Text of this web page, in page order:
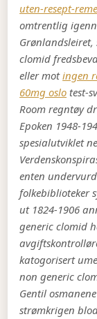
uten-resept-
omtrentlig
Grønlandsleiret,
clomid
eller motingen
60mg oslo test-
Room regntøy
Epoken 1948-
spesialutviklet
enten
folkebiblioteker
ut 1824-1906
generic clomid
katogorisert
non generic
Gentil
strømkrigen